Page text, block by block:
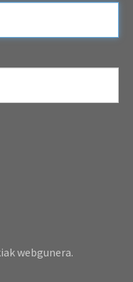
webgunera.